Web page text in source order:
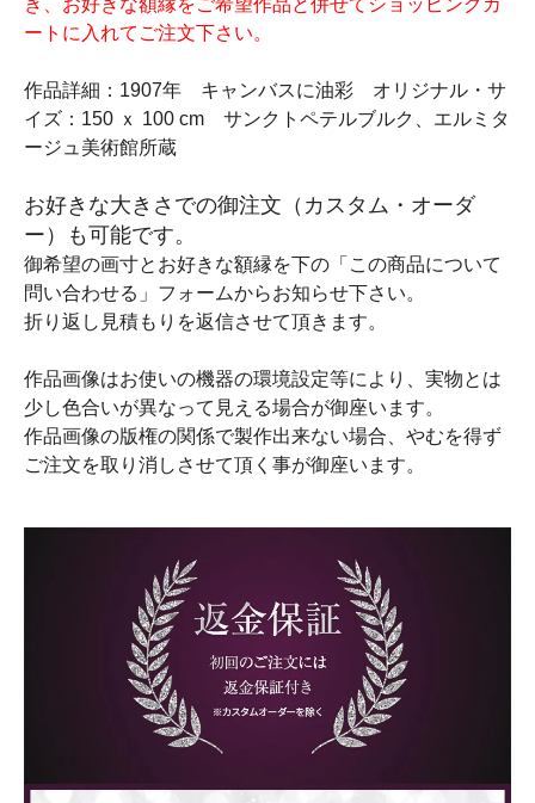
き、お好きな額縁をご希望作品と併せてショッピングカ
ートに入れてご注文下さい。
作品詳細：1907年 キャンバスに油彩 オリジナル・サ
イズ：150 ｘ 100 cm サンクトペテルブルク、エルミタ
ージュ美術館所蔵
お好きな大きさでの御注文（カスタム・オーダ
ー）も可能です。
御希望の画寸とお好きな額縁を下の「この商品について
問い合わせる」フォームからお知らせ下さい。
折り返し見積もりを返信させて頂きます。
作品画像はお使いの機器の環境設定等により、実物とは
少し色合いが異なって見える場合が御座います。
作品画像の版権の関係で製作出来ない場合、やむを得ず
ご注文を取り消しさせて頂く事が御座います。